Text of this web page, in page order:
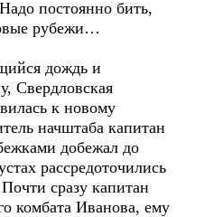
постоянно бить,
рубежи…
дождь и
Свердловская
к новому
начштаба капитан
добежал до
рассредоточились
сразу капитан
комбата Иванова, ему